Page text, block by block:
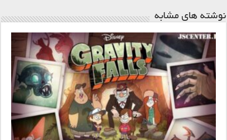
نوشته های مشابه